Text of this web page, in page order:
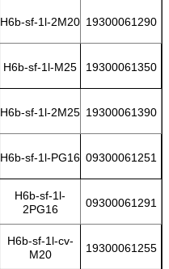
H6b-sf-1l-2M20 19300061290
H6b-sf-1l-M25 19300061350
H6b-sf-1l-2M25 19300061390
H6b-sf-1l-PG16 09300061251
H6b-sf-1l-
2PG16
09300061291
H6b-sf-1l-cv-
M20
19300061255